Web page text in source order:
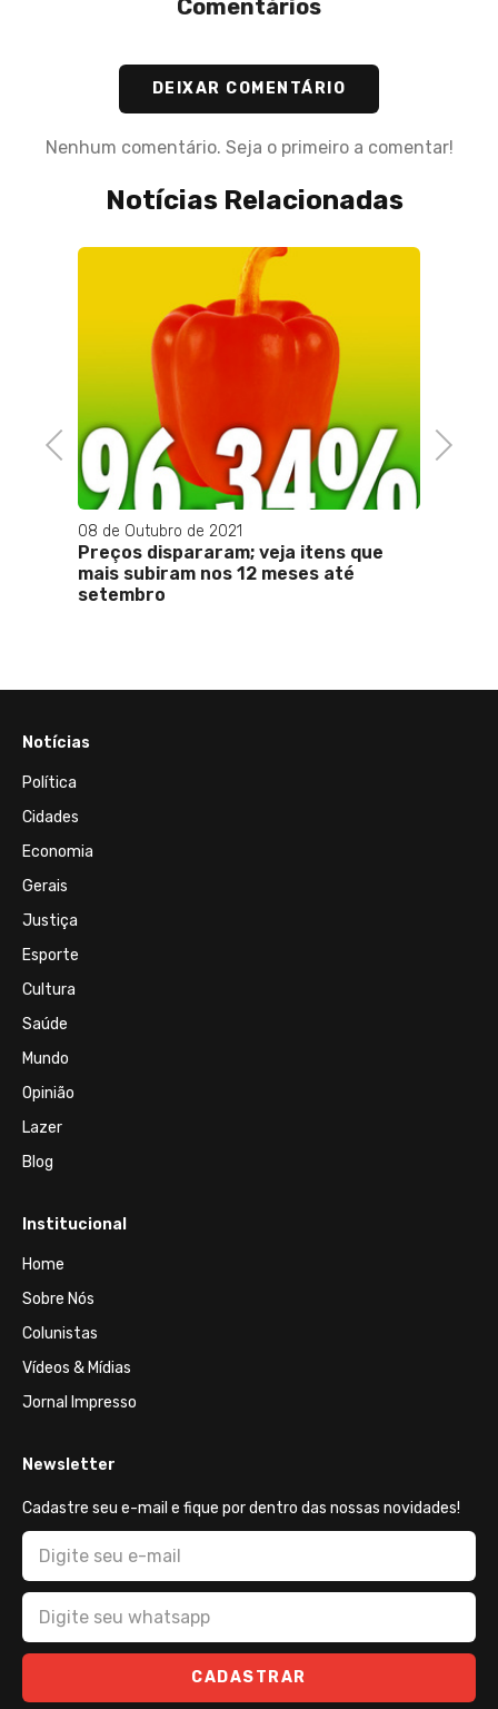
Comentários
DEIXAR COMENTÁRIO
Nenhum comentário. Seja o primeiro a comentar!
Notícias Relacionadas
Previous
08 de Outubro de 2021
Preços dispararam; veja itens que
mais subiram nos 12 meses até
setembro
Next
Notícias
Política
Cidades
Economia
Gerais
Justiça
Esporte
Cultura
Saúde
Mundo
Opinião
Lazer
Blog
Institucional
Home
Sobre Nós
Colunistas
Vídeos & Mídias
Jornal Impresso
Newsletter
Cadastre seu e-mail e fique por dentro das nossas novidades!
CADASTRAR